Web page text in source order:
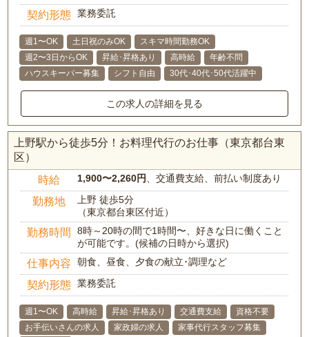
契約形態 業務委託
週1〜OK 土日祝のみOK
スキマ時間勤務OK
週2〜3日からOK
昇給･昇格あり 高時給
年齢不問
ハウスキーパー募集
シフト自由 30代･40代･50代活躍中
この求人の詳細を見る
上野駅から徒歩5分！お料理代行のお仕事（東京都台東
区）
時給 1,900〜2,260円 、交通費支給、前払い制度あり
勤務地
上野 徒歩5分
（東京都台東区付近）
勤務時間
8時～20時の間で1時間〜、好きな日に働くこと
が可能です。(候補の日時から選択)
仕事内容 朝食、昼食、夕食の献立･調理など
契約形態 業務委託
週1〜OK 高時給 昇給･昇格あり 交通費支給
資格不要
お手伝いさんの求人
家政婦の求人
家事代行スタッフ募集